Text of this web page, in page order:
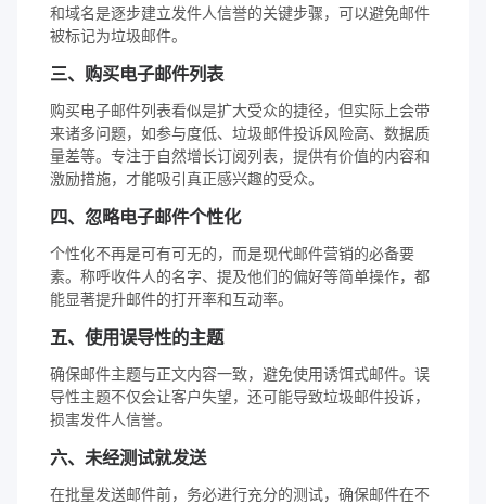
和域名是逐步建立发件人信誉的关键步骤，可以避免邮件
被标记为垃圾邮件。
三、购买电子邮件列表
购买电子邮件列表看似是扩大受众的捷径，但实际上会带
来诸多问题，如参与度低、垃圾邮件投诉风险高、数据质
量差等。专注于自然增长订阅列表，提供有价值的内容和
激励措施，才能吸引真正感兴趣的受众。
四、忽略电子邮件个性化
个性化不再是可有可无的，而是现代邮件营销的必备要
素。称呼收件人的名字、提及他们的偏好等简单操作，都
能显著提升邮件的打开率和互动率。
五、使用误导性的主题
确保邮件主题与正文内容一致，避免使用诱饵式邮件。误
导性主题不仅会让客户失望，还可能导致垃圾邮件投诉，
损害发件人信誉。
六、未经测试就发送
在批量发送邮件前，务必进行充分的测试，确保邮件在不